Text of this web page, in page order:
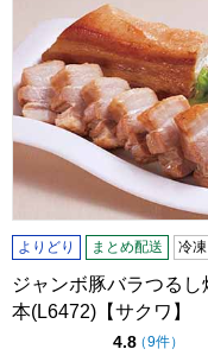
よりどり まとめ配送 冷凍
ジャンボ豚バラつるし
本(L6472)【サクワ】
4.8点（5点
（9件の評価
）